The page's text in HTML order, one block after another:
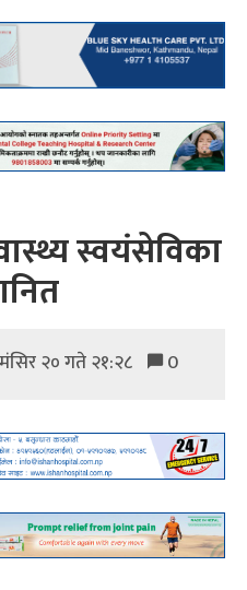
स्वयंसेविका
२० गते २१:२८ 0